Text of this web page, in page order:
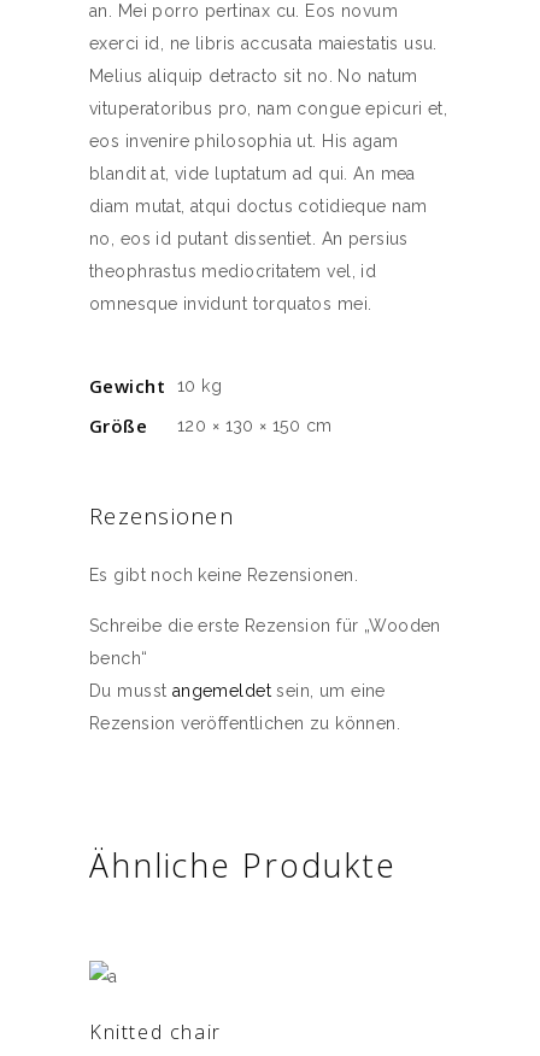
an. Mei porro pertinax cu. Eos novum
exerci id, ne libris accusata maiestatis usu.
Melius aliquip detracto sit no. No natum
vituperatoribus pro, nam congue epicuri et,
eos invenire philosophia ut. His agam
blandit at, vide luptatum ad qui. An mea
diam mutat, atqui doctus cotidieque nam
no, eos id putant dissentiet. An persius
theophrastus mediocritatem vel, id
omnesque invidunt torquatos mei.
Gewicht 10 kg
Größe 120 × 130 × 150 cm
Rezensionen
Es gibt noch keine Rezensionen.
Schreibe die erste Rezension für „Wooden
bench“
Du musst angemeldetsein, um eine
Rezension veröffentlichen zu können.
Ähnliche Produkte
IN DEN WARENKORB
Knitted chair